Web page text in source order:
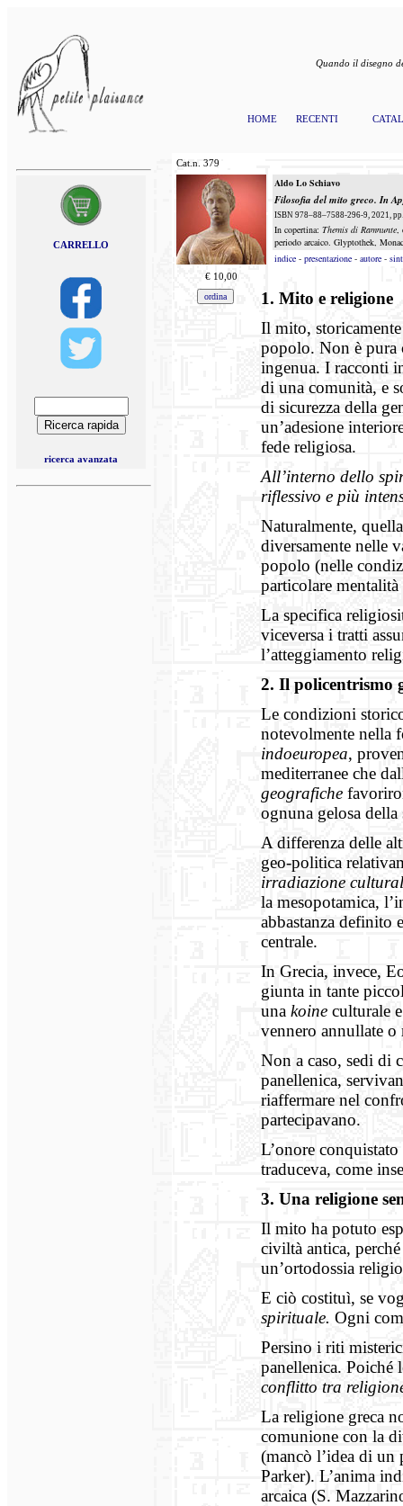
Quando il disegno
HOME RECENTI
CARRELLO
ricerca avanzata
Cat.n. 379
Aldo Lo Schiavo
Filosofia del mito greco.In
ISBN 978–88–7588-296-9, 2021,
In copertina: Themis di Ramnunte,
periodo arcaico. Glyptothek,
indice - presentazione - autore -
€ 10,00
1. Mito e religione
Il mito,
popolo. Non è pura
ingenua. I racconti
di una comunità, e
di sicurezza della
un’adesione
fede religiosa.
All’interno dello
riflessivo e più
Naturalmente,
diversamente nelle
popolo (nelle
particolare
La specifica
viceversa i tratti
l’atteggiamento
2. Il policentrismo
Le condizioni
notevolmente nella
indoeuropea,
mediterranee che
geografiche
ognuna gelosa
A differenza delle
geo-politica
irradiazione
la mesopotamica,
abbastanza definito
centrale.
In Grecia, invece,
giunta in tante
una koine culturale
vennero annullate
Non a caso, sedi di
panellenica,
riaffermare nel
partecipavano.
L’onore
traduceva, come
3. Una religione
Il mito ha potuto
civiltà antica,
un’ortodossia
E ciò costituì, se
spirituale. Ogni
Persino i riti
panellenica.
conflitto tra
La religione greca
comunione con la
(mancò l’idea di un
Parker). L’anima
arcaica (S.